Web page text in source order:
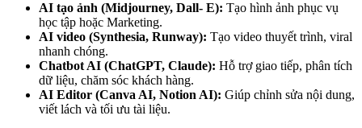
AI tạo ảnh (Midjourney, Dall- E): Tạo hình ảnh phục vụ
học tập hoặc Marketing.
AI video (Synthesia, Runway): Tạo video thuyết trình, viral
nhanh chóng.
Chatbot AI (ChatGPT, Claude): Hỗ trợ giao tiếp, phân tích
dữ liệu, chăm sóc khách hàng.
AI Editor (Canva AI, Notion AI): Giúp chỉnh sửa nội dung,
viết lách và tối ưu tài liệu.